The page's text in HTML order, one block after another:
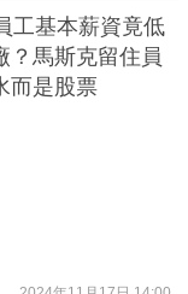
工基本薪資竟低
？馬斯克留住員
而是股票